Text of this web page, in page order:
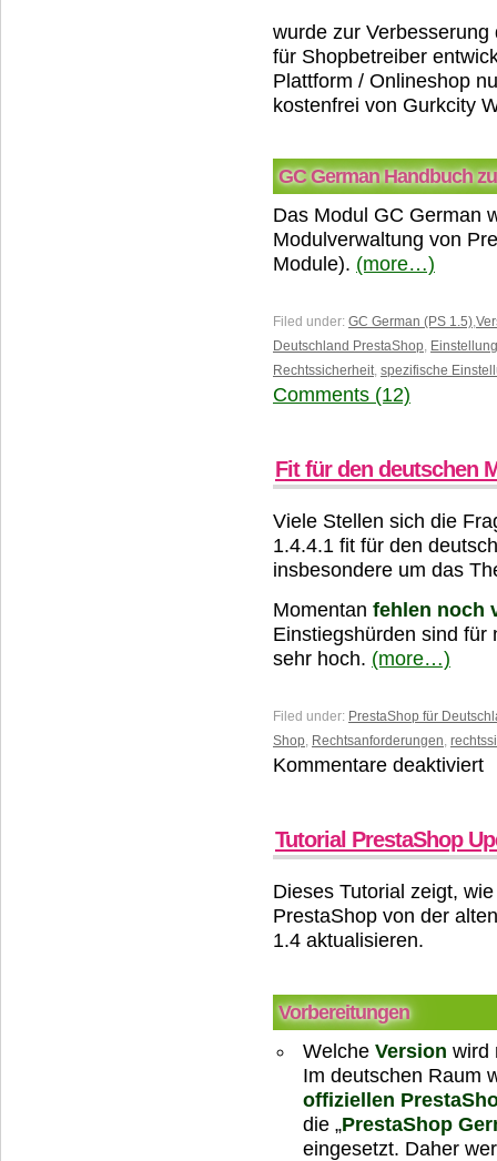
wurde zur
für Shopbetreiber
Plattform / Onlineshop
kostenfrei von Gurkcity
GC German Handbuch
Das Modul GC German
Modulverwaltung von
Module). (more…)
Filed under: GC German (PS 1.5),
Deutschland PrestaShop,
Rechtssicherheit, spezifische
Comments (12)
Fit für den deutschen
Viele Stellen sich die
1.4.4.1 fit für den
insbesondere um das
Momentan fehlen noch
Einstiegshürden sind für
sehr hoch. (more…)
Filed under: PrestaShop für
Shop, Rechtsanforderungen,
Kommentare deaktiviert
Tutorial PrestaShop
Dieses Tutorial zeigt,
PrestaShop von der
1.4 aktualisieren.
Vorbereitungen
Welche Version wird
Im deutschen Raum
offiziellen
die „PrestaShop
eingesetzt. Daher